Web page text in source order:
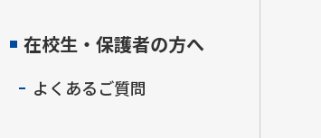
在校生・保護者の方へ
よくあるご質問